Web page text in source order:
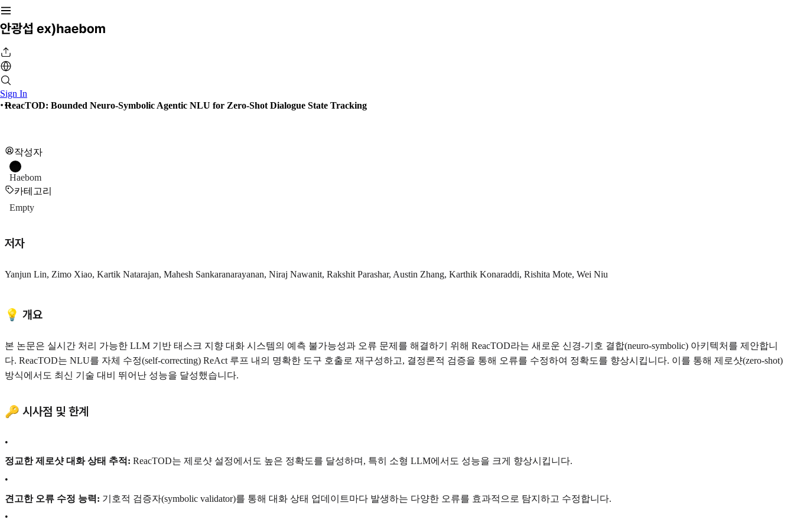
Sign In
ReacTOD: Bounded Neuro-Symbolic Agentic NLU for Zero-Shot Dialogue State Tracking
작성자
Haebom
카테고리
Empty
저자
Yanjun Lin, Zimo Xiao, Kartik Natarajan, Mahesh Sankaranarayanan, Niraj Nawanit, Rakshit Parashar, Austin Zhang, Karthik Konaraddi, Rishita Mote, Wei Niu
💡 개요
본 논문은 실시간 처리 가능한 LLM 기반 태스크 지향 대화 시스템의 예측 불가능성과 오류 문제를 해결하기 위해 ReacTOD라는 새로운 신경-기호 결합(neuro-symbolic) 아키텍처를 제안합니
다. ReacTOD는 NLU를 자체 수정(self-correcting) ReAct 루프 내의 명확한 도구 호출로 재구성하고, 결정론적 검증을 통해 오류를 수정하여 정확도를 향상시킵니다. 이를 통해 제로샷(zero-shot)
방식에서도 최신 기술 대비 뛰어난 성능을 달성했습니다.
🔑 시사점 및 한계
•
정교한 제로샷 대화 상태 추적: ReacTOD는 제로샷 설정에서도 높은 정확도를 달성하며, 특히 소형 LLM에서도 성능을 크게 향상시킵니다.
•
견고한 오류 수정 능력: 기호적 검증자(symbolic validator)를 통해 대화 상태 업데이트마다 발생하는 다양한 오류를 효과적으로 탐지하고 수정합니다.
•